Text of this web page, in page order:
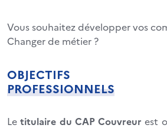
Vous souhaitez développer vos
Changer de métier ?
OBJECTIFS
PROFESSIONNELS
Letitulaire du CAP Couvreur est